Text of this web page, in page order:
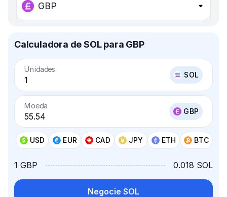
GBP
Calculadora de SOL para GBP
Unidades
SOL
Moeda
GBP
USD EUR CAD JPY ETH BTC
1 GBP 0.018 SOL
Negocie SOL